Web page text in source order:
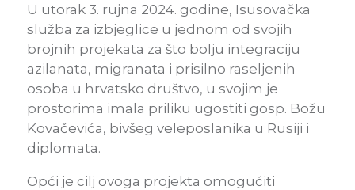
U utorak 3. rujna 2024. godine, Isusovačka
služba za izbjeglice u jednom od svojih
brojnih projekata za što bolju integraciju
azilanata, migranata i prisilno raseljenih
osoba u hrvatsko društvo, u svojim je
prostorima imala priliku ugostiti gosp. Božu
Kovačevića, bivšeg veleposlanika u Rusiji i
diplomata.
Opći je cilj ovoga projekta omogućiti